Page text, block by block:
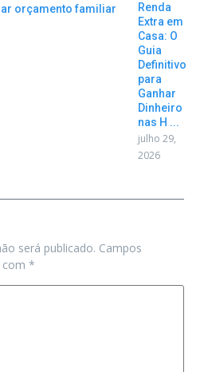
orçamento familiar
Renda
Extra em
Casa: O
Guia
Definitivo
para
Ganhar
Dinheiro
nas H ...
julho 29,
2026
será publicado. Campos
*